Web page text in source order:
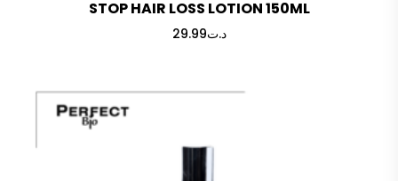
STOP HAIR LOSS LOTION 150ML
د.ت29.99